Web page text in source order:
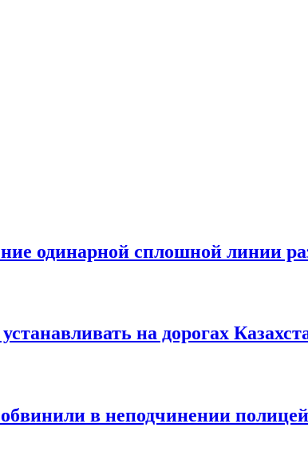
одинарной сплошной линии
на дорогах
в неподчинении